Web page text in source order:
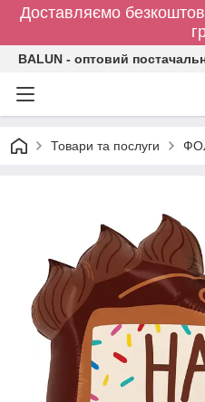
Доставляємо
BALUN - оптовий
Товари та послуги